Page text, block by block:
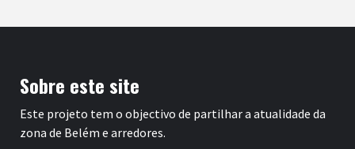
Sobre este site
Este projeto tem o objectivo de partilhar a atualidade da
zona de Belém e arredores.